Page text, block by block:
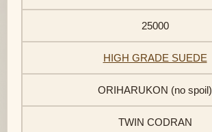
25000
HIGH GRADE SUEDE
ORIHARUKON (no spoil)
TWIN CODRAN